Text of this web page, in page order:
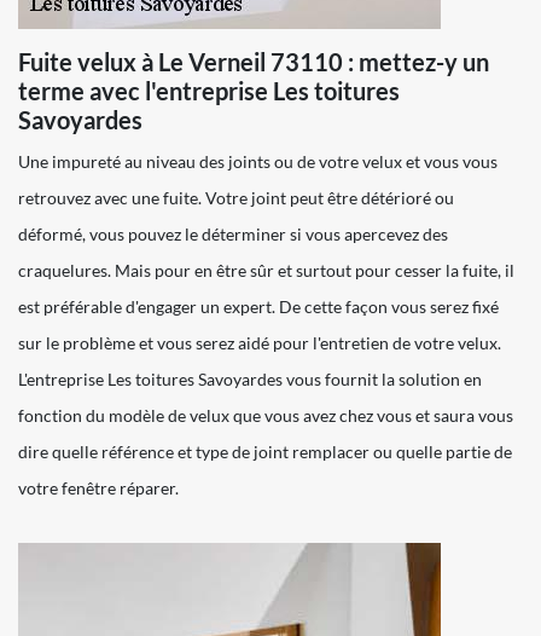
Fuite velux à Le Verneil 73110 : mettez-y un
terme avec l'entreprise Les toitures
Savoyardes
Une impureté au niveau des joints ou de votre velux et vous vous
retrouvez avec une fuite. Votre joint peut être détérioré ou
déformé, vous pouvez le déterminer si vous apercevez des
craquelures. Mais pour en être sûr et surtout pour cesser la fuite, il
est préférable d'engager un expert. De cette façon vous serez fixé
sur le problème et vous serez aidé pour l'entretien de votre velux.
L'entreprise Les toitures Savoyardes vous fournit la solution en
fonction du modèle de velux que vous avez chez vous et saura vous
dire quelle référence et type de joint remplacer ou quelle partie de
votre fenêtre réparer.